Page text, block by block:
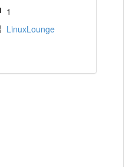
1
LinuxLounge